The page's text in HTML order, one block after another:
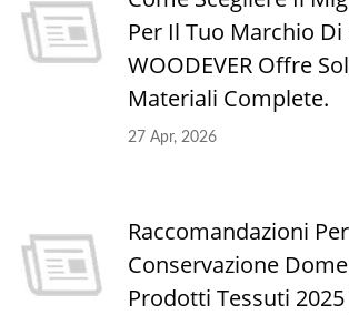
Per Il Tuo Marchio Di
WOODEVER Offre
Materiali Complete.
27 Apr, 2026
Raccomandazioni
Conservazione
Prodotti Tessuti